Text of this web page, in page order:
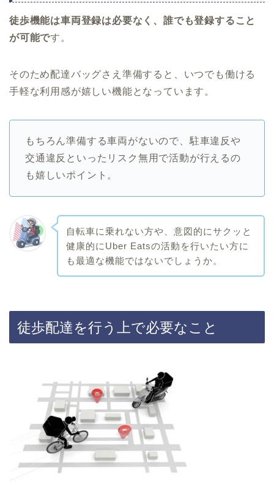
徒歩機能は車両登録は必要なく、誰でも登録すること
が可能です。
そのため配達バッグさえ準備すると、いつでも働ける
手軽な利用感が嬉しい機能となっています。
もちろん準備する車両がないので、駐車違反や
交通違反といったリスク無用で活動が行えるの
も嬉しいポイント。
自転車に乗れない方や、意図的にサクッと
健康的にUber Eatsの活動を行いたい方に
も最適な機能ではないでしょうか。
徒歩配達を行う上で必要なこと